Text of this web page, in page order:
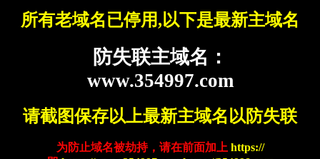
所有老域名已停用,以下是最新主域名
防失联主域名：
www.354997.com
请截图保存以上最新主域名以防失联
为防止域名被劫持，请在前面加上 https://